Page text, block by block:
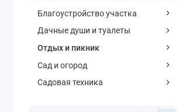
Благоустройство участка
Дачные души и туалеты
Отдых и пикник
Сад и огород
Садовая техника